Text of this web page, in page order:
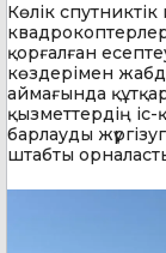
Көлік
қорғалған
көздерімен
аймағында
қызметтердің
барлауды
штабты